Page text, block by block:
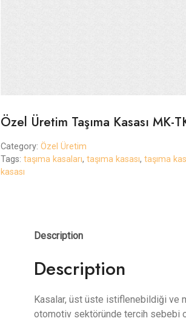
Özel Üretim Taşıma Kasası MK-
Category: Özel Üretim
Tags: taşıma kasaları, taşıma kasası, taşıma
kasası
Description
Description
Kasalar, üst üste istiflenebildiği ve
otomotiv sektöründe tercih sebebi